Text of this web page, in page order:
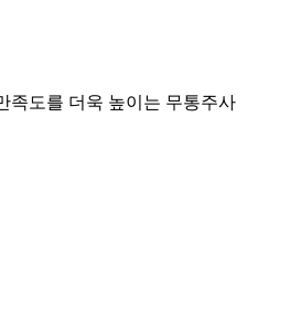
족도를 더욱 높이는 무통주사